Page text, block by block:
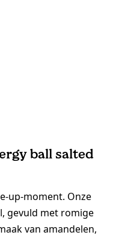
ball salted
up-moment. Onze
gevuld met romige
van amandelen,